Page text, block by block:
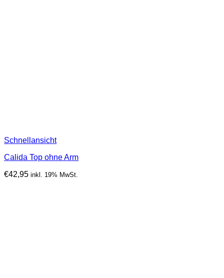
Schnellansicht
Calida Top ohne Arm
€42,95 inkl. 19% MwSt.